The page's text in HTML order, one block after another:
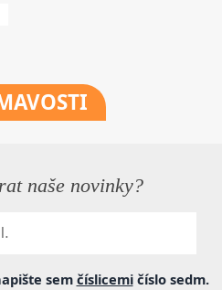
naše novinky?
sem číslicemičíslo sedm.